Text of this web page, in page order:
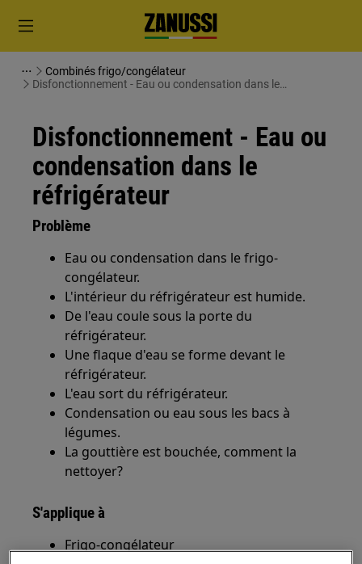
Combinés frigo/congélateur
Disfonctionnement - Eau ou condensation dans le
Disfonctionnement - Eau ou
condensation dans le
réfrigérateur
Problème
Eau ou condensation dans le frigo-
congélateur.
L'intérieur du réfrigérateur est humide.
De l'eau coule sous la porte du
réfrigérateur.
Une flaque d'eau se forme devant le
réfrigérateur.
L'eau sort du réfrigérateur.
Condensation ou eau sous les bacs à
légumes.
La gouttière est bouchée, comment la
nettoyer?
S'applique à
Frigo-congélateur